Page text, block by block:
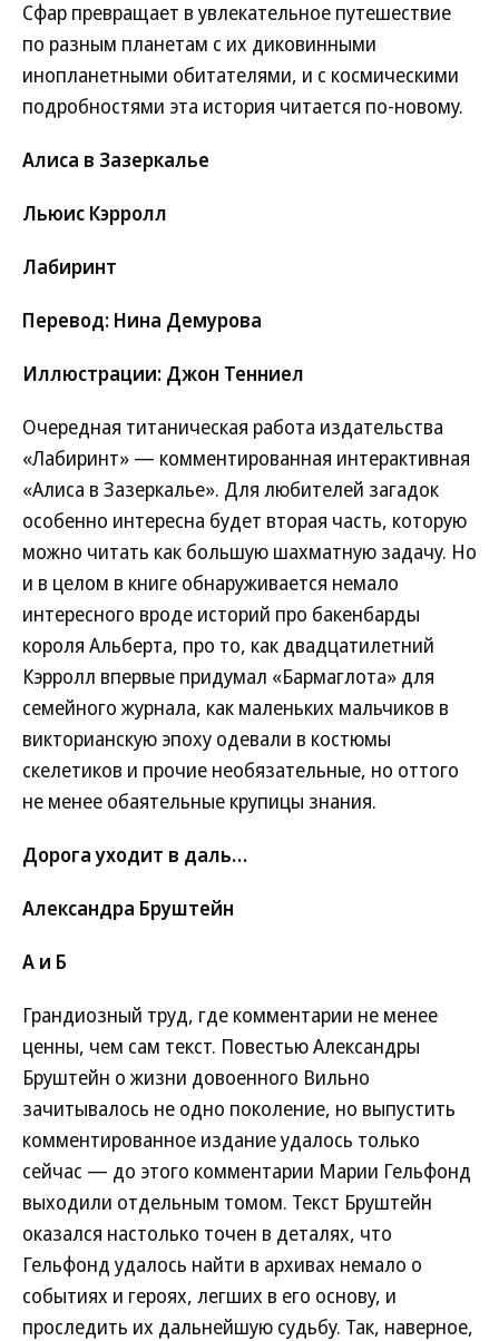
Сфар превращает в увлекательное путешествие
по разным планетам с их диковинными
инопланетными обитателями, и с космическими
подробностями эта история читается по-новому.
Алиса в Зазеркалье
Льюис Кэрролл
Лабиринт
Перевод: Нина Демурова
Иллюстрации: Джон Тенниел
Очередная титаническая работа издательства
«Лабиринт» — комментированная интерактивная
«Алиса в Зазеркалье». Для любителей загадок
особенно интересна будет вторая часть, которую
можно читать как большую шахматную задачу. Но
и в целом в книге обнаруживается немало
интересного вроде историй про бакенбарды
короля Альберта, про то, как двадцатилетний
Кэрролл впервые придумал «Бармаглота» для
семейного журнала, как маленьких мальчиков в
викторианскую эпоху одевали в костюмы
скелетиков и прочие необязательные, но оттого
не менее обаятельные крупицы знания.
Дорога уходит в даль…
Александра Бруштейн
А и Б
Грандиозный труд, где комментарии не менее
ценны, чем сам текст. Повестью Александры
Бруштейн о жизни довоенного Вильно
зачитывалось не одно поколение, но выпустить
комментированное издание удалось только
сейчас — до этого комментарии Марии Гельфонд
выходили отдельным томом. Текст Бруштейн
оказался настолько точен в деталях, что
Гельфонд удалось найти в архивах немало о
событиях и героях, легших в его основу, и
проследить их дальнейшую судьбу. Так, наверное,